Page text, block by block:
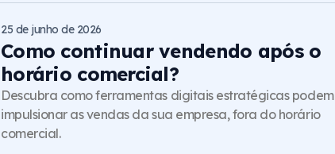
Como continuar vendendo após o
horário comercial?
25 de junho de 2026
Descubra como ferramentas digitais estratégicas podem
impulsionar as vendas da sua empresa, fora do horário
comercial.